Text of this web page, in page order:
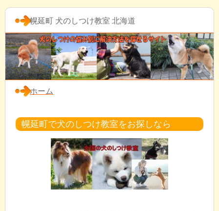
幌延町 犬のしつけ教室 北海道
ホーム
幌延町で犬のしつけ教室をお探しなら